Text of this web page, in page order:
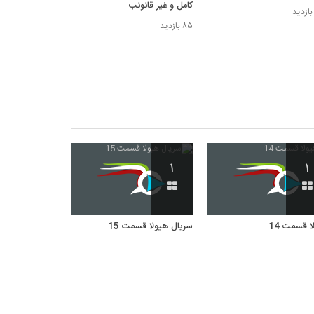
کامل و غیر قانونب
۸۵ بازدید
۱
قسمت 14
۱
سریال هیولا قسمت 15